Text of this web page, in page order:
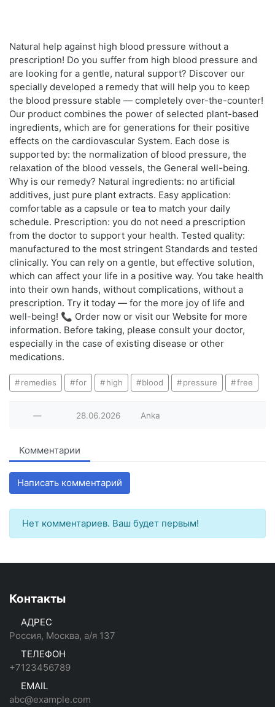
Natural help against high blood pressure without a
prescription! Do you suffer from high blood pressure and
are looking for a gentle, natural support? Discover our
specially developed a remedy that will help you to keep
the blood pressure stable — completely over-the-counter!
Our product combines the power of selected plant-based
ingredients, which are for generations for their positive
effects on the cardiovascular System. Each dose is
supported by: the normalization of blood pressure, the
relaxation of the blood vessels, the General well-being.
Why is our remedy? Natural ingredients: no artificial
additives, just pure plant extracts. Easy application:
comfortable as a capsule or tea to match your daily
schedule. Prescription: you do not need a prescription
from the doctor to support your health. Tested quality:
manufactured to the most stringent Standards and tested
clinically. You can rely on a gentle, but effective solution,
which can affect your life in a positive way. You take health
into their own hands, without complications, without a
prescription. Try it today — for the more joy of life and
well-being! 📞 Order now or visit our Website for more
information. Before taking, please consult your doctor,
especially in the case of existing disease or other
medications.
remedies for high blood pressure free
— 28.06.2026 Anka
Комментарии
Написать комментарий
Нет комментариев. Ваш будет первым!
Контакты
АДРЕС
Россия, Москва, а/я 137
ТЕЛЕФОН
+7123456789
EMAIL
abc@example.com